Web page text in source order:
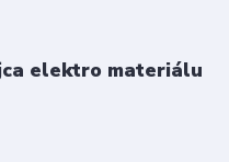
elektro materiálu